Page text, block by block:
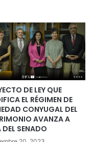
DE LEY QUE
EL RÉGIMEN DE
CONYUGAL DEL
AVANZA A
DEL SENADO